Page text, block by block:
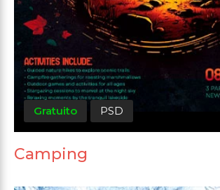
Gratuito PSD
Camping